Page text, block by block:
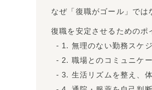
なぜ「復職がゴール」では
復職を安定させるためのポ
1. 無理のない勤務スケ
2. 職場とのコミュニケ
3. 生活リズムを整え、